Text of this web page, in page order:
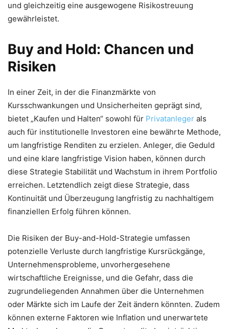
und gleichzeitig eine ausgewogene Risikostreuung
gewährleistet.
Buy and Hold: Chancen und
Risiken
In einer Zeit, in der die Finanzmärkte von
Kursschwankungen und Unsicherheiten geprägt sind,
bietet „Kaufen und Halten“ sowohl für Privatanleger als
auch für institutionelle Investoren eine bewährte Methode,
um langfristige Renditen zu erzielen. Anleger, die Geduld
und eine klare langfristige Vision haben, können durch
diese Strategie Stabilität und Wachstum in ihrem Portfolio
erreichen. Letztendlich zeigt diese Strategie, dass
Kontinuität und Überzeugung langfristig zu nachhaltigem
finanziellen Erfolg führen können.
Die Risiken der Buy-and-Hold-Strategie umfassen
potenzielle Verluste durch langfristige Kursrückgänge,
Unternehmensprobleme, unvorhergesehene
wirtschaftliche Ereignisse, und die Gefahr, dass die
zugrundeliegenden Annahmen über die Unternehmen
oder Märkte sich im Laufe der Zeit ändern könnten. Zudem
können externe Faktoren wie Inflation und unerwartete